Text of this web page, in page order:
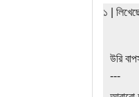
১ |
উরি
---